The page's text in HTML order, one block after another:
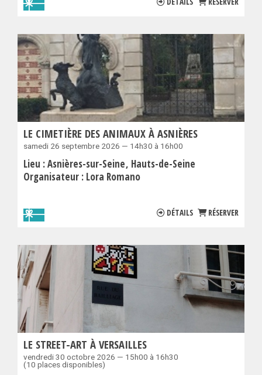
LE CIMETIÈRE DES ANIMAUX À ASNIÈRES
samedi 26 septembre 2026 — 14h30 à 16h00
Lieu :Asnières-sur-Seine Hauts-de-Seine
Organisateur : Lora Romano
DÉTAILS RÉSERVER
LE STREET-ART À VERSAILLES
vendredi 30 octobre 2026 — 15h00 à 16h30
(10 places disponibles)